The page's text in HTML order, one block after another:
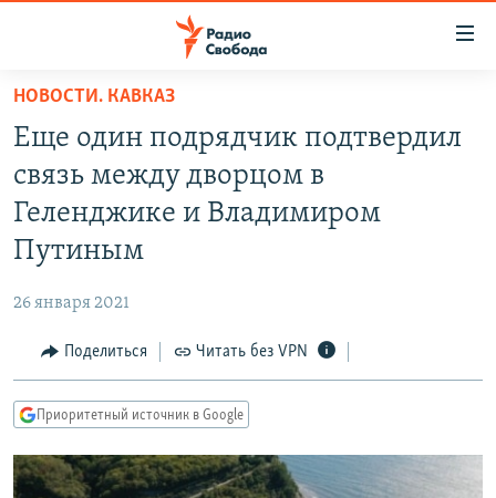
упрощенного
доступа
основному
содержанию
Вернутся
навигации
Вернутся
ПОДКАСТЫ
АВТОРСКИЕ ПРОЕКТЫ
ЦИТАТЫ СВОБОДЫ
КУЛЬТУРА
IDEL.РЕАЛИИ
КАВКАЗ.РЕАЛИИ
СИБИРЬ.РЕАЛИИ
НОВОСТИ. КАВКАЗ
Еще один подрядчик подтвердил
связь между дворцом в
Геленджике и Владимиром
Путиным
26 января 2021
Поделиться Читать без VPN
Приоритетный источник в Google